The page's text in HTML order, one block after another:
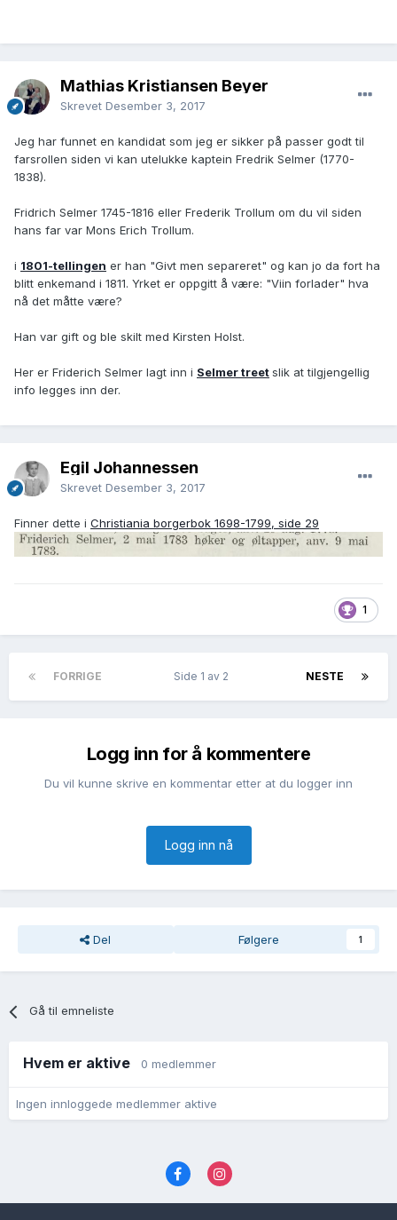
Mathias Kristiansen Beyer
Skrevet Desember 3, 2017
Jeg har funnet en kandidat som jeg er sikker på passer godt til
farsrollen siden vi kan utelukke kaptein Fredrik Selmer (1770-
1838).
Fridrich Selmer 1745-1816 eller Frederik Trollum om du vil siden
hans far var Mons Erich Trollum.
i 1801-tellingen er han "Givt men separeret" og kan jo da fort ha
blitt enkemand i 1811. Yrket er oppgitt å være: "Viin forlader" hva
nå det måtte være?
Han var gift og ble skilt med Kirsten Holst.
Her er Friderich Selmer lagt inn i Selmer treetslik at tilgjengellig
info legges inn der.
Egil Johannessen
Skrevet Desember 3, 2017
Finner dette i Christiania borgerbok 1698-1799, side 29
1
FORRIGE NESTE
Side 1 av 2
Logg inn for å kommentere
Du vil kunne skrive en kommentar etter at du logger inn
Logg inn nå
Del Følgere 1
Gå til emneliste
Hvem er aktive 0 medlemmer
Ingen innloggede medlemmer aktive